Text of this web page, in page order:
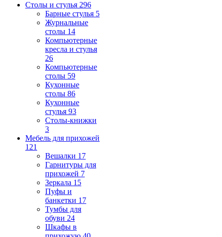
Столы и стулья 296
Барные стулья 5
Журнальные
столы 14
Компьютерные
кресла и стулья
26
Компьютерные
столы 59
Кухонные
столы 86
Кухонные
стулья 93
Столы-книжки
3
Мебель для прихожей
121
Вешалки 17
Гарнитуры для
прихожей 7
Зеркала 15
Пуфы и
банкетки 17
Тумбы для
обуви 24
Шкафы в